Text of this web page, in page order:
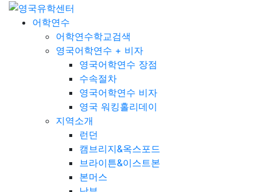
어학연수
어학연수학교검색
영국어학연수 + 비자
영국어학연수 장점
수속절차
영국어학연수 비자
영국 워킹홀리데이
지역소개
런던
캠브리지&옥스포드
브라이튼&이스트본
본머스